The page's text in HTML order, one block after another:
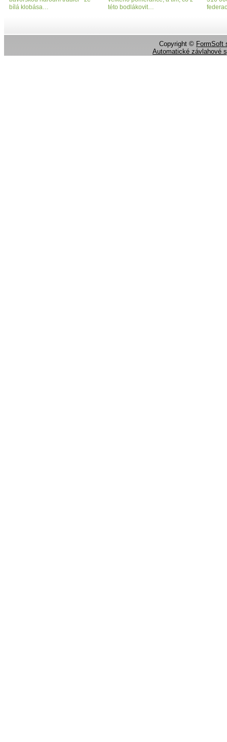
bílá klobása…
této bodlákovit…
Copyright © FormSoft
Automatické závlahové